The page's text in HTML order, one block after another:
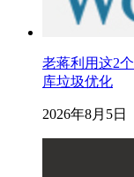
老蒋利用这2
库垃圾优化
2026年8月5日